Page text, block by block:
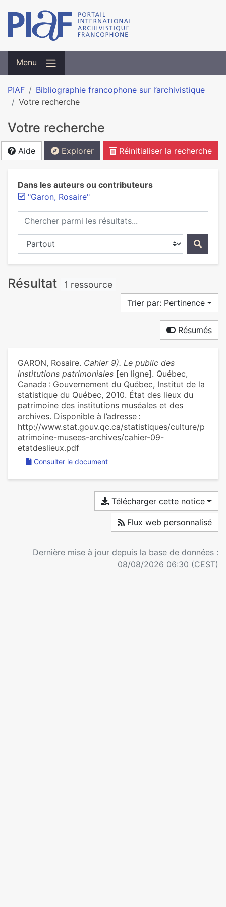
Menu
PIAF
Bibliographie francophone sur l’archivistique
Votre recherche
Votre recherche
Aide Explorer Réinitialiser la recherche
Dans les auteurs ou contributeurs
"Garon, Rosaire"
Chercher parmi les résultats...
Chercher dans...
Résultat 1 ressource
Trier par: Pertinence
Résumés
GARON, Rosaire. Cahier 9). Le public des
institutions patrimoniales [en ligne]. Québec,
Canada : Gouvernement du Québec, Institut de la
statistique du Québec, 2010. État des lieux du
patrimoine des institutions muséales et des
archives. Disponible à l’adresse :
http://www.stat.gouv.qc.ca/statistiques/culture/p
atrimoine-musees-archives/cahier-09-
etatdeslieux.pdf
Consulter le document
Télécharger cette notice
Flux web personnalisé
Dernière mise à jour depuis la base de données :
08/08/2026 06:30 (CEST)